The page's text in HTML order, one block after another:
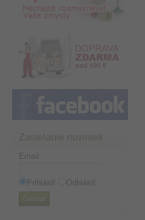
Zasielanie noviniek
Email
Prihlásiť Odhlásiť